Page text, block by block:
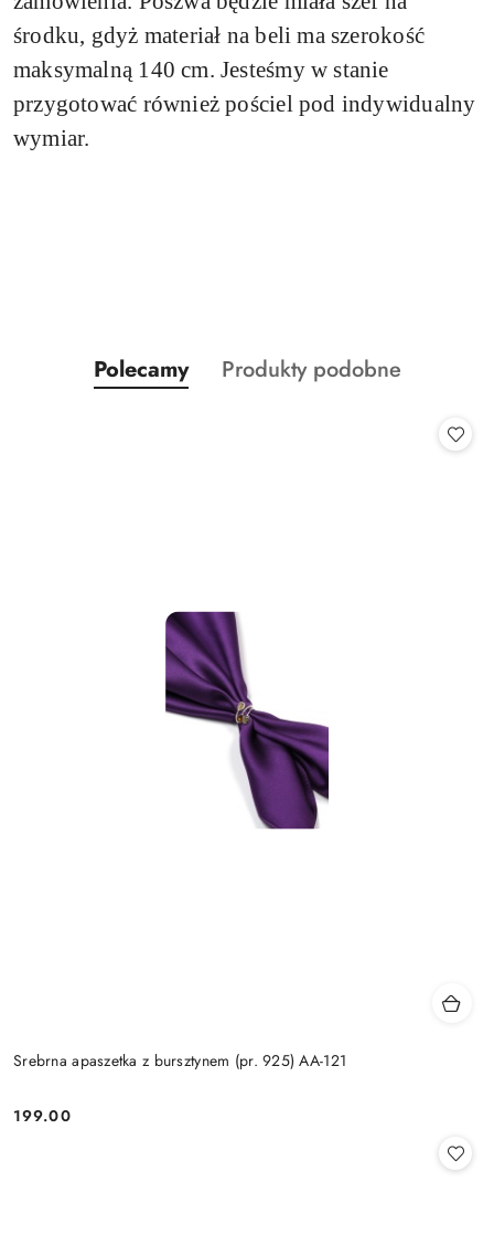
środku, gdyż materiał na beli ma szerokość
maksymalną 140 cm. Jesteśmy w stanie
przygotować również pościel pod indywidualny
wymiar.
Pomiń karuzelę produktów
Produkty
o
Polecamy
Produkty
Produkty podobne
Srebrna apaszetka z bursztynem (pr. 925) AA-121
Cena:
199.00